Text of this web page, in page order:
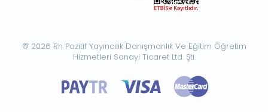
© 2026 Rh Pozitif Yayıncılık Danışmanlık Ve Eğitim Öğretim
Hizmetleri Sanayi Ticaret Ltd. Şti.